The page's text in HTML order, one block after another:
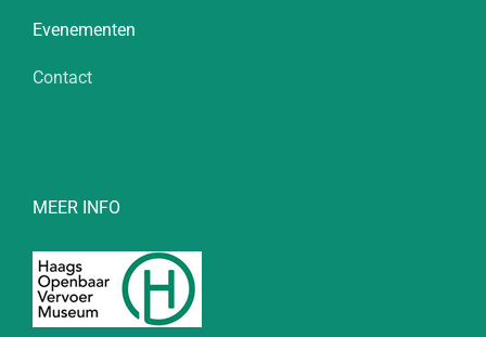
Evenementen
Contact
MEER INFO